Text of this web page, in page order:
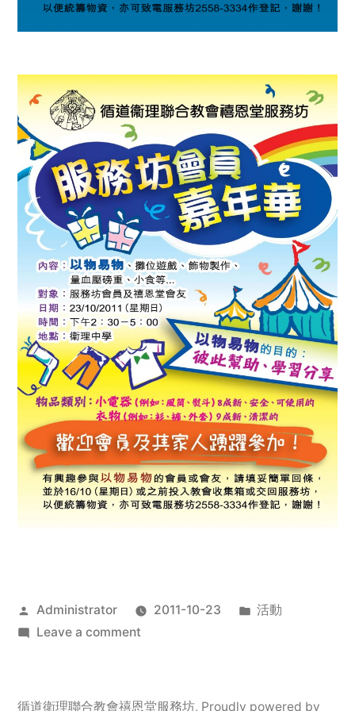
Posted
by
Administrator 2011-10-23
Posted
活動
Leave a commenton
服
循道衛理聯合教會禧恩堂服務坊, Proudly powered by